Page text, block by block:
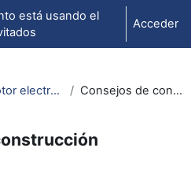
está usando el
Acceder
Motor electrostático Consejos de construcción